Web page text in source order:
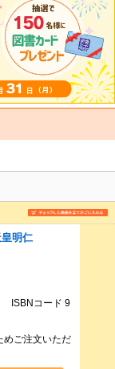
明仁
ISBNコード 9
めご注文いただ